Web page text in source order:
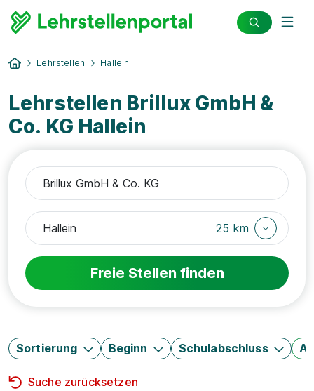
Lehrstellen Hallein
Lehrstellen Brillux GmbH &
Co. KG Hallein
25 km
Freie Stellen finden
Sortierung Beginn Schulabschluss
Suche zurücksetzen